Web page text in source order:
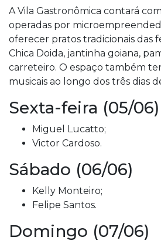
A Vila Gastronômica contará
operadas por
oferecer pratos tradicionais das
Chica Doida, jantinha goiana,
carreteiro. O espaço também
musicais ao longo dos três dias
Sexta-feira (05/06)
Miguel Lucatto;
Victor Cardoso.
Sábado (06/06)
Kelly Monteiro;
Felipe Santos.
Domingo (07/06)